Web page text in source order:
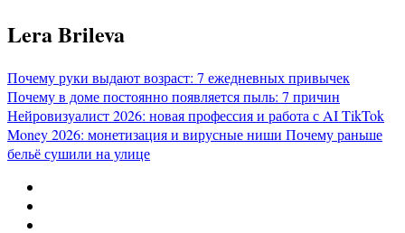
Перейти
к
Lera Brileva
Почему руки выдают возраст: 7 ежедневных привычек
Почему в доме постоянно появляется пыль: 7 причин
Нейровизуалист 2026: новая профессия и работа с AITikTok
Money 2026: монетизация и вирусные ниши Почему раньше
бельё сушили на улице